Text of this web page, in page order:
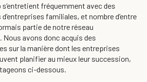
s’entretient fréquemment avec des
familiales, et nombre d’entre
partie de notre réseau
Nous avons donc acquis des
sur la manière dont les entreprises
planifier au mieux leur succession,
ci-dessous.